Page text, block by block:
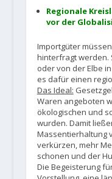
Regionale
vor der
Importgüter
hinterfragt werden.
oder von der Elbe
es dafür einen
Das Ideal:
Waren angeboten
ökologischen und
wurden. Damit
Massentierhaltung
verkürzen, mehr
schonen und der
Die Begeisterung